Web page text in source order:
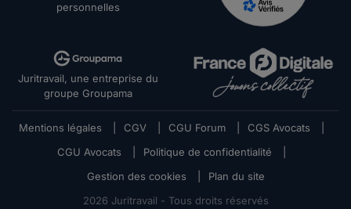
personnelles
Juritravail, une entreprise du
groupe Groupama
Mentions légales CGV CGU Forum CGS Avocats
CGU Avocats
Politique de confidentialité
Gestion des cookies
Plan du site
2026 Juritravail - Tous droits réservés